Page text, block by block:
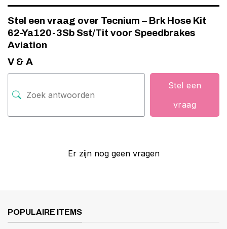
Stel een vraag over Tecnium – Brk Hose Kit
62-Ya120-3Sb Sst/Tit voor Speedbrakes
Aviation
V & A
Stel een
vraag
Er zijn nog geen vragen
POPULAIRE ITEMS